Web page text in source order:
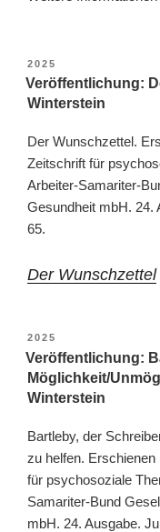
VERÖFFENTLICHT
AM
2025
Veröffentlichung:
Winterstein
Der Wunschzettel.
Zeitschrift für
Arbeiter-Samariter-
Gesundheit mbH. 24.
65.
Der Wunschzettel
VERÖFFENTLICHT
AM
2025
Veröffentlichung:
Möglichkeit/
Winterstein
Bartleby, der
zu helfen.
für psychosoziale
Samariter-Bund
mbH. 24. Ausgabe.